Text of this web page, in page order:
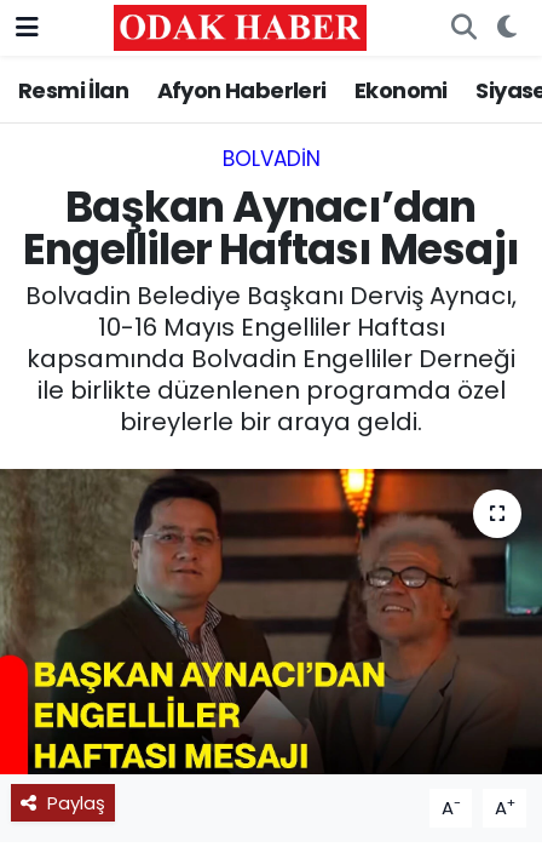
Resmi İlan Afyon Haberleri Ekonomi
BOLVADIN
Başkan Aynacı’dan
Engelliler Haftası Mesajı
Bolvadin Belediye Başkanı Derviş Aynacı,
10-16 Mayıs Engelliler Haftası
kapsamında Bolvadin Engelliler Derneği
ile birlikte düzenlenen programda özel
bireylerle bir araya geldi.
Paylaş A- A+
AFYONKARAHİSAR HABERLERİ
ASAYİŞ
GÜNCEL
SİYASET
EĞİTİM
MAGAZİN
SAĞLIK
SPOR
11:11 MANŞET
Nöbetçi Eczaneler
Trafik Durumu
Süper Lig Puan Durumu ve Fikstür
Tüm Manşetler
Son Dakika Haberleri
Haber Arşivi